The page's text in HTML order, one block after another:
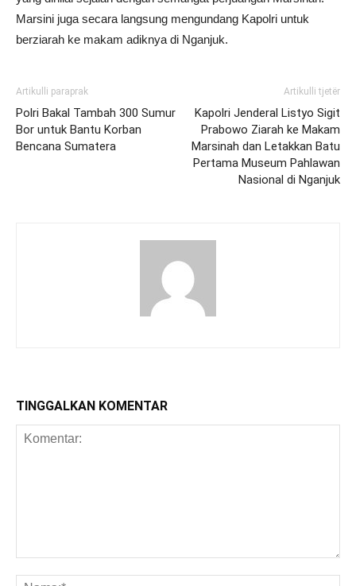
Marsini juga secara langsung mengundang Kapolri untuk
berziarah ke makam adiknya di Nganjuk.
Artikulli paraprak
Polri Bakal Tambah 300 Sumur
Bor untuk Bantu Korban
Bencana Sumatera
Artikulli tjetër
Kapolri Jenderal Listyo Sigit
Prabowo Ziarah ke Makam
Marsinah dan Letakkan Batu
Pertama Museum Pahlawan
Nasional di Nganjuk
TINGGALKAN KOMENTAR